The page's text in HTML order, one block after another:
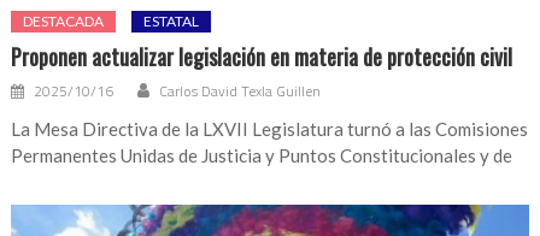
DESTACADA ESTATAL
Proponen actualizar legislación en materia de protección civil
2025/10/16 Carlos David Texla Guillen
La Mesa Directiva de la LXVII Legislatura turnó a las Comisiones
Permanentes Unidas de Justicia y Puntos Constitucionales y de